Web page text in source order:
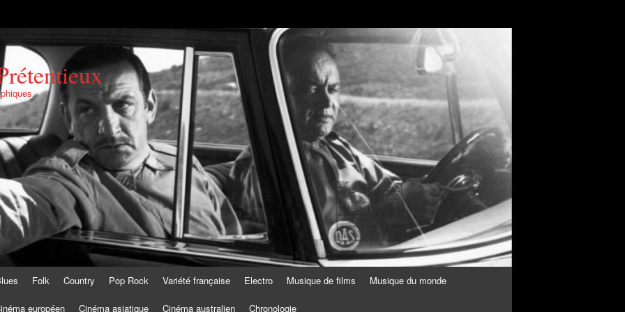
Folk Country Pop Rock Variété française Electro Musique de films Musique du monde
européen Cinéma asiatique Cinéma australien Chronologie